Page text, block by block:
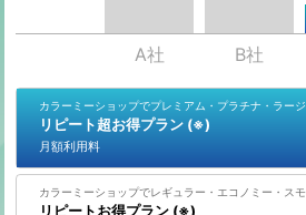
A社 B社
カラーミーショップでプレミアム・プラチナ・ラー
リピート超お得プラン (※)
月額利用料
カラーミーショップでレギュラー・エコノミー・ス
リピートお得プラン (※)